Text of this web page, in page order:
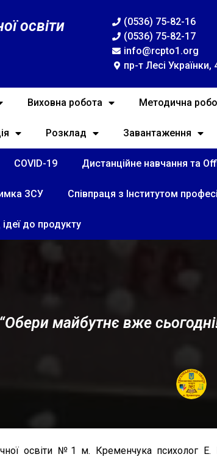
освіти
(0536) 75-82-16
(0536) 75-82-17
info@rcpto1.org
пр-т Лесі Українки,
Виховна робота Методична
Розклад Завантаження
COVID-19 Дистанційне навчання та
ЗСУ Співпраця з Інститутом
до продукту
майбутнє вже
освіти №1 м. Кременчука психолог